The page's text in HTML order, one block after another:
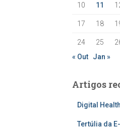
10 11
17 18
24 25
« Out
Jan »
Artigos
Digital
Tertúlia da